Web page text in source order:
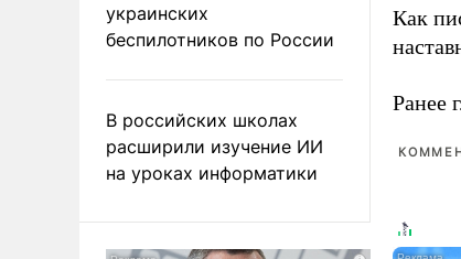
украинских
беспилотников по России
В российских школах
расширили изучение ИИ
на уроках информатики
Как
Ранее